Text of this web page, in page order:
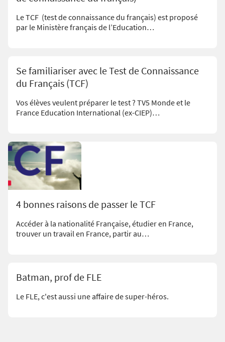
Le TCF (test de connaissance du français) est proposé
par le Ministère français de l’Education…
Se familiariser avec le Test de Connaissance
du Français (TCF)
Vos élèves veulent préparer le test ? TV5 Monde et le
France Education International (ex-CIEP)…
4 bonnes raisons de passer le TCF
Accéder à la nationalité Française, étudier en France,
trouver un travail en France, partir au…
Batman, prof de FLE
Le FLE, c'est aussi une affaire de super-héros.